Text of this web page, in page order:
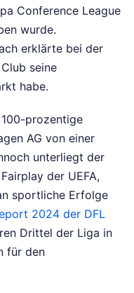
Conference League
wurde.
erklärte bei der
seine
habe.
prozentige
AG von einer
unterliegt der
der UEFA,
sportliche Erfolge
2024 der DFL
Drittel der Liga in
für den